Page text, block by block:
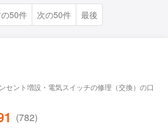
50件 次の50件 最後
セント増設・電気スイッチの修理（交換）の口
(782)